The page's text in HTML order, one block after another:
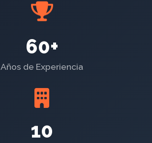
60+
Años de Experiencia
10